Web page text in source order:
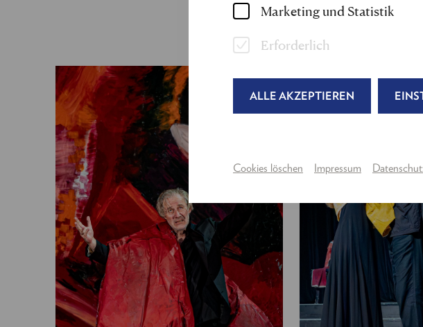
Marketing und Statistik
Erforderlich
ALLE AKZEPTIEREN
Cookies löschen Impressum
Licht:Roland
---
Das Wunder
Urbanski